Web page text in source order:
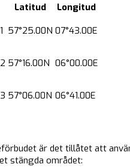
Latitud
Longitud
57°25.00N 07°43.00E
57°16.00N 06°00.00E
57°06.00N 06°41.00E
är det tillåtet att
stängda området: